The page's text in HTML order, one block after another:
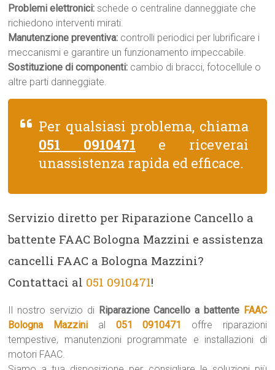
Problemi elettronici: schede o centraline danneggiate che
richiedono interventi mirati.
Manutenzione preventiva: controlli periodici per lubrificare i
meccanismi e garantire un funzionamento impeccabile.
Sostituzione di componenti: cambio di bracci, fotocellule o
altre parti danneggiate.
Per qualsiasi problema, chiama
051 0910471 e riceverai
unassistenza rapida ed efficace.
Servizio diretto per Riparazione Cancello a
battente FAAC Bologna Mazzini e assistenza
cancelli FAAC a Bologna Mazzini?
Contattaci al 051 0910471!
Il nostro servizio di Riparazione Cancello a battente FAAC
Bologna Mazzini al 051 0910471
offre riparazioni
tempestive, manutenzioni programmate e installazioni di
motori FAAC.